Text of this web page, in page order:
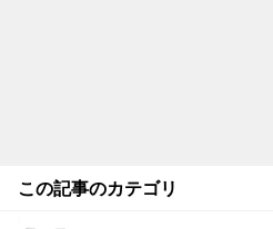
この記事のカテゴリ